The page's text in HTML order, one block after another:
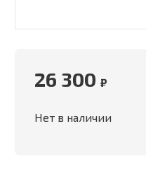
26 300 ₽
Нет в наличии